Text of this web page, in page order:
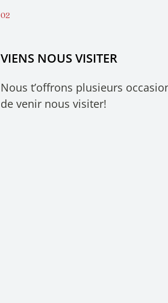
VIENS NOUS VISITER
Nous t’offrons plusieurs
de venir nous visiter!